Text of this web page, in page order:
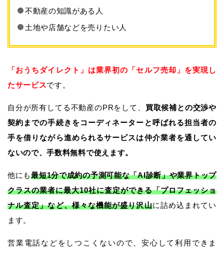
不動産の知識がある人
土地や店舗などを売りたい人
「おうちダイレクト」は業界初の「セルフ売却」を実現し
たサービスです。
自分が所有してる不動産のPRをして、 買取候補との交渉や
契約までの手続きをコーディネーターと呼ばれる担当者の
手を借りながら進められるサービスは仲介業者を通してい
ないので、手数料無料で使えます。
他にも最短1分で成約の予測可能な「AI診断」や業界トップ
クラスの業者に最大10社に査定ができる「プロフェッショ
ナル査定」など、様々な機能が盛り沢山に詰め込まれてい
ます。
営業電話などをしつこくないので、安心して利用できま